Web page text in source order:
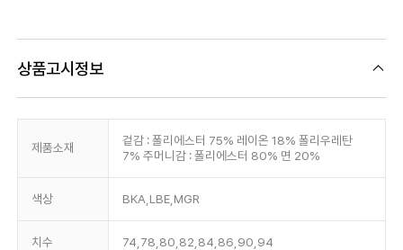
상품고시정보
제품소재
겉감 : 폴리에스터 75% 레이온 18% 폴리우레탄
7% 주머니감 : 폴리에스터 80% 면 20%
색상 BKA,LBE,MGR
치수 74,78,80,82,84,86,90,94